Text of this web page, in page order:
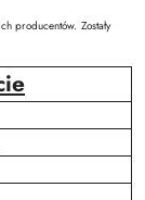
producentów. Zostały